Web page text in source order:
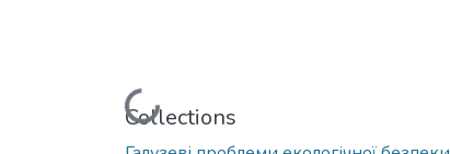
Loading...
Collections